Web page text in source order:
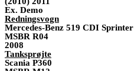
Ex. Demo
Redningsvogn
Mercedes-Benz 519 CDI Sprinter
MSBR R04
2008
Tanksprøjte
Scania P360